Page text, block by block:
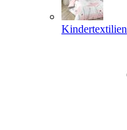
Kindertextilien